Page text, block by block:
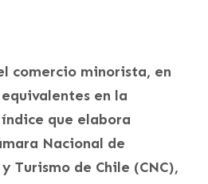
comercio minorista, en
en la
que elabora
Nacional de
Turismo de Chile (CNC),